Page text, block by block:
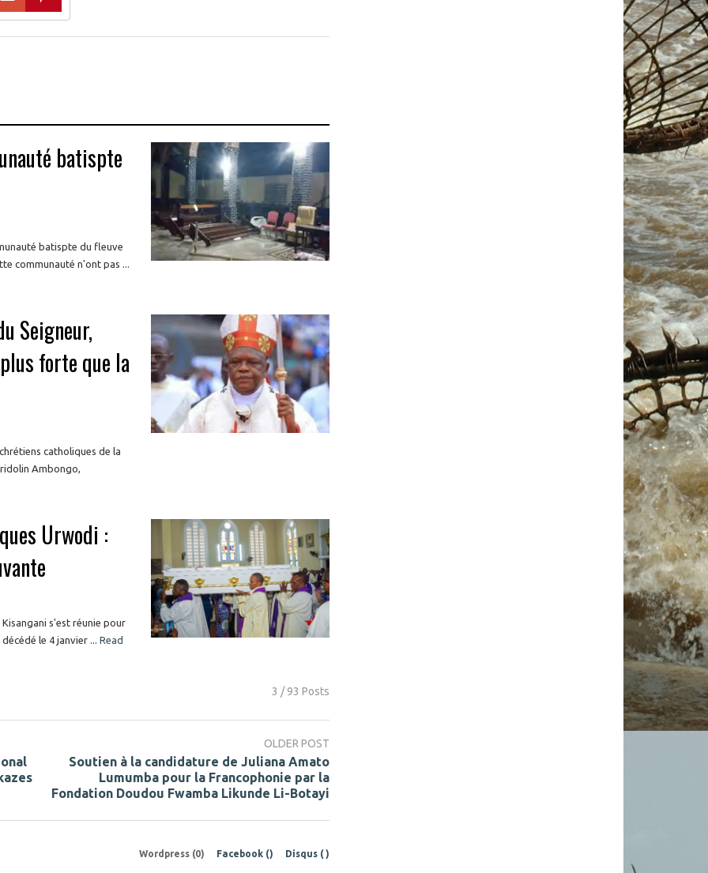
batispte
batispte du fleuve
communauté n'ont pas ...
Seigneur,
forte que la
catholiques de la
Ambongo,
Urwodi :
s'est réunie pour
le 4 janvier ... Read
3 / 93 Posts
OLDER POST
Soutien à la candidature de Juliana Amato
Lumumba pour la Francophonie par la
Fondation Doudou Fwamba Likunde Li-Botayi
Wordpress (0) Facebook () Disqus ( )